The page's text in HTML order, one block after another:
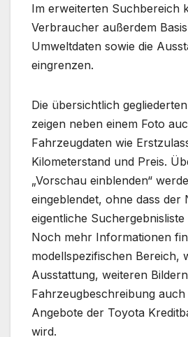
Im erweiterten Suchbereich
Verbraucher außerdem
Umweltdaten sowie die
eingrenzen.
Die übersichtlich
zeigen neben einem Foto
Fahrzeugdaten wie
Kilometerstand und Preis.
„Vorschau einblenden“
eingeblendet, ohne dass der
eigentliche
Noch mehr Informationen
modellspezifischen Bereich,
Ausstattung, weiteren
Fahrzeugbeschreibung
Angebote der Toyota
wird.